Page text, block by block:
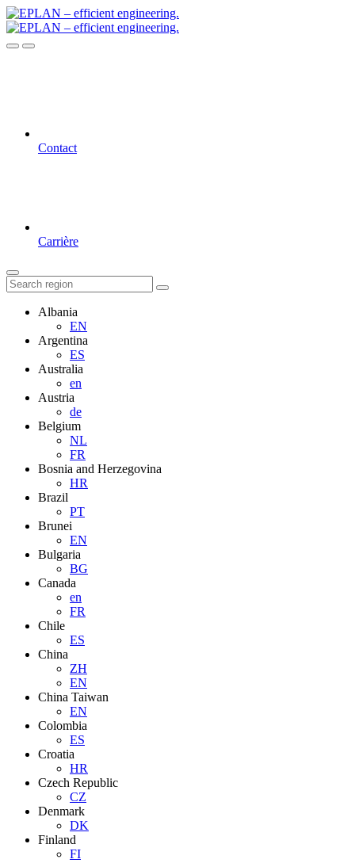
Contact
Carrière
Albania
EN
Argentina
ES
Australia
en
Austria
de
Belgium
NL
FR
Bosnia and Herzegovina
HR
Brazil
PT
Brunei
EN
Bulgaria
BG
Canada
en
FR
Chile
ES
China
ZH
EN
China Taiwan
EN
Colombia
ES
Croatia
HR
Czech Republic
CZ
Denmark
DK
Finland
FI